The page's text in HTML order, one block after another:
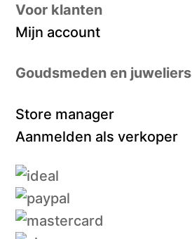
Voor klanten
Mijn account
Goudsmeden en juweliers
Store manager
Aanmelden als verkoper